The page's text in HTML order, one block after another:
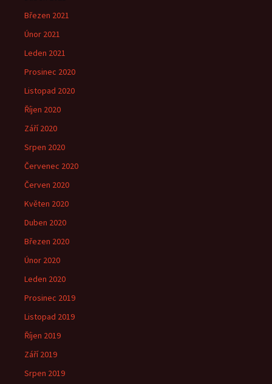
Březen 2021
Únor 2021
Leden 2021
Prosinec 2020
Listopad 2020
Říjen 2020
Září 2020
Srpen 2020
Červenec 2020
Červen 2020
Květen 2020
Duben 2020
Březen 2020
Únor 2020
Leden 2020
Prosinec 2019
Listopad 2019
Říjen 2019
Září 2019
Srpen 2019